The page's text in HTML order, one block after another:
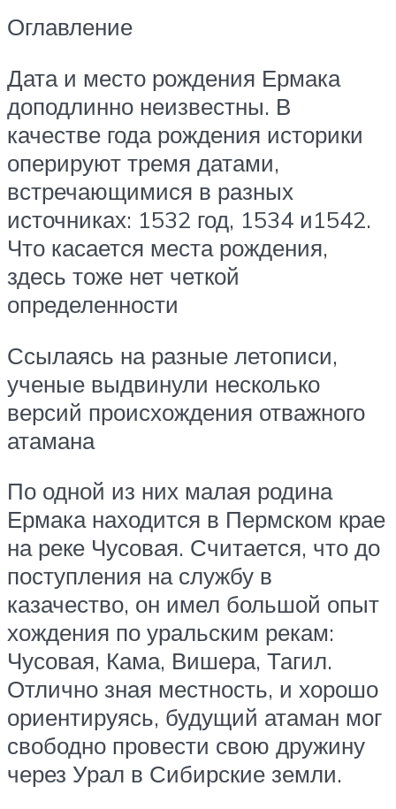
Оглавление
Дата и место рождения Ермака
доподлинно неизвестны. В
качестве года рождения историки
оперируют тремя датами,
встречающимися в разных
источниках: 1532 год, 1534 и1542.
Что касается места рождения,
здесь тоже нет четкой
определенности
Ссылаясь на разные летописи,
ученые выдвинули несколько
версий происхождения отважного
атамана
По одной из них малая родина
Ермака находится в Пермском крае
на реке Чусовая. Считается, что до
поступления на службу в
казачество, он имел большой опыт
хождения по уральским рекам:
Чусовая, Кама, Вишера, Тагил.
Отлично зная местность, и хорошо
ориентируясь, будущий атаман мог
свободно провести свою дружину
через Урал в Сибирские земли.